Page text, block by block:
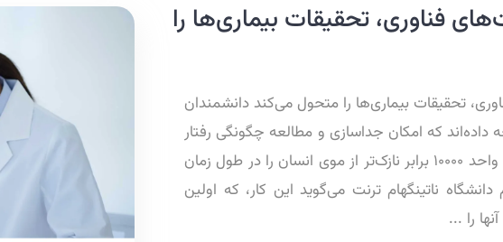
فناوری، تحقیقات بیماری‌ها را
تحقیقات بیماری‌ها را متحول می‌کند دانشمندان
داده‌اند که امکان جداسازی و مطالعه چگونگی رفتار
و تغییرات یک پروتئین واحد 10000 برابر نازک‌تر از موی انسان را در طول زمان
ناتینگهام ترنت می‌گوید این کار، که اولین
را ...